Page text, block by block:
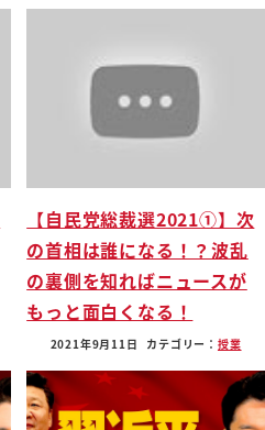
【自民党総裁選2021①】次
の首相は誰になる！？波乱
の裏側を知ればニュースが
もっと面白くなる！
2021年9月11日 カテゴリー： 授業